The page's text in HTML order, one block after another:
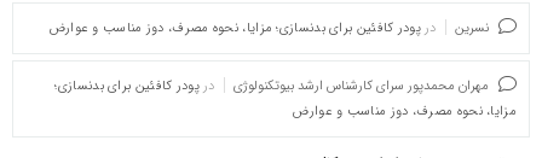
نسرین در پودر کافئین برای بدنسازی؛ مزایا، نحوه مصرف، دوز مناسب و عوارض
مهران محمدپور سرای کارشناس ارشد بیوتکنولوژی در پودر کافئین برای بدنسازی؛
مزایا، نحوه مصرف، دوز مناسب و عوارض